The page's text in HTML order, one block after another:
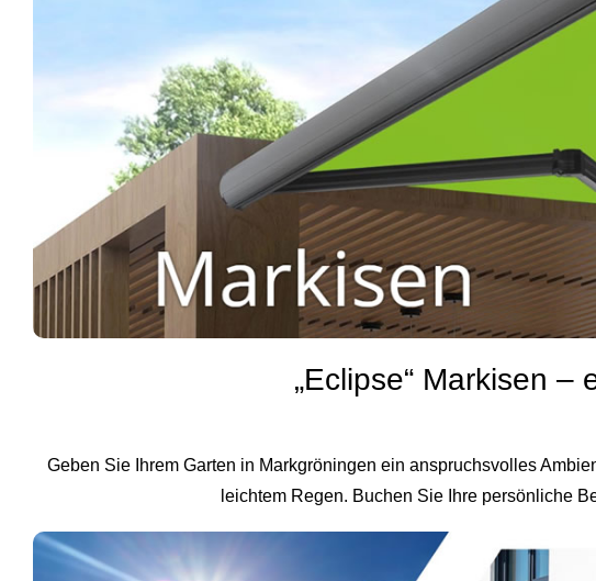
„Eclipse“ Markisen
Geben Sie Ihrem Garten in Markgröningen ein anspruchsvolles
leichtem Regen. Buchen Sie Ihre persönliche